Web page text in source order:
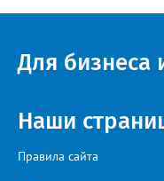
Для бизнеса
Наши
Правила сайта